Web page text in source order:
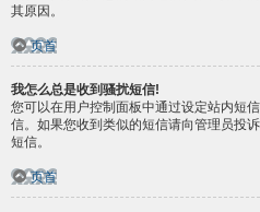
其原因。
页首
我怎么总是收到骚扰短信!
您可以在用户控制面板中通过设定站内短
信。如果您收到类似的短信请向管理员投
短信。
页首